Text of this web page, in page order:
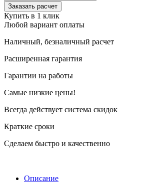
Заказать расчет
Купить в 1 клик
Любой вариант оплаты
Наличный, безналичный расчет
Расширенная гарантия
Гарантии на работы
Самые низкие цены!
Всегда действует система скидок
Краткие сроки
Сделаем быстро и качественно
Описание